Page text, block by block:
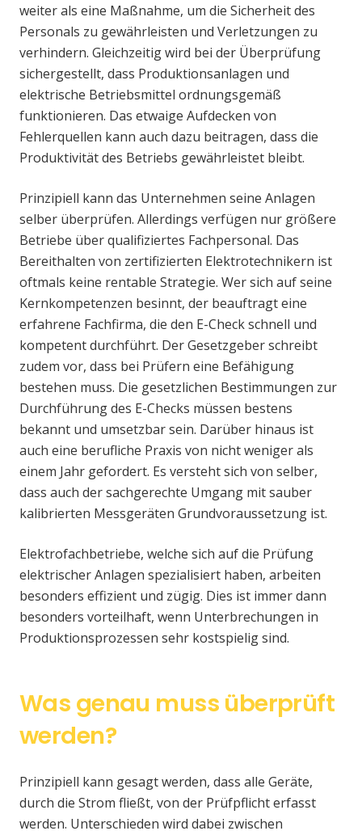
weiter als eine Maßnahme, um die Sicherheit des
Personals zu gewährleisten und Verletzungen zu
verhindern. Gleichzeitig wird bei der Überprüfung
sichergestellt, dass Produktionsanlagen und
elektrische Betriebsmittel ordnungsgemäß
funktionieren. Das etwaige Aufdecken von
Fehlerquellen kann auch dazu beitragen, dass die
Produktivität des Betriebs gewährleistet bleibt.
Prinzipiell kann das Unternehmen seine Anlagen
selber überprüfen. Allerdings verfügen nur größere
Betriebe über qualifiziertes Fachpersonal. Das
Bereithalten von zertifizierten Elektrotechnikern ist
oftmals keine rentable Strategie. Wer sich auf seine
Kernkompetenzen besinnt, der beauftragt eine
erfahrene Fachfirma, die den E-Check schnell und
kompetent durchführt. Der Gesetzgeber schreibt
zudem vor, dass bei Prüfern eine Befähigung
bestehen muss. Die gesetzlichen Bestimmungen zur
Durchführung des E-Checks müssen bestens
bekannt und umsetzbar sein. Darüber hinaus ist
auch eine berufliche Praxis von nicht weniger als
einem Jahr gefordert. Es versteht sich von selber,
dass auch der sachgerechte Umgang mit sauber
kalibrierten Messgeräten Grundvoraussetzung ist.
Elektrofachbetriebe, welche sich auf die Prüfung
elektrischer Anlagen spezialisiert haben, arbeiten
besonders effizient und zügig. Dies ist immer dann
besonders vorteilhaft, wenn Unterbrechungen in
Produktionsprozessen sehr kostspielig sind.
Was genau muss überprüft
werden?
Prinzipiell kann gesagt werden, dass alle Geräte,
durch die Strom fließt, von der Prüfpflicht erfasst
werden. Unterschieden wird dabei zwischen